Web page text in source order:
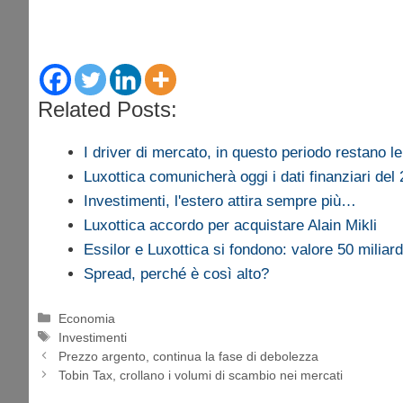
Related Posts:
I driver di mercato, in questo periodo restano
Luxottica comunicherà oggi i dati finanziari del
Investimenti, l'estero attira sempre più…
Luxottica accordo per acquistare Alain Mikli
Essilor e Luxottica si fondono: valore 50
Spread, perché è così alto?
Categorie
Economia
Tag
Investimenti
Prezzo argento, continua la fase di debolezza
Tobin Tax, crollano i volumi di scambio nei mercati